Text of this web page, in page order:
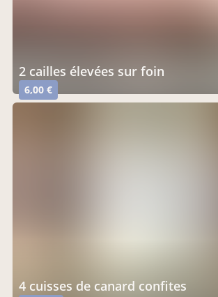
2 cailles élevées sur foin
6,00 €
4 cuisses de canard confites